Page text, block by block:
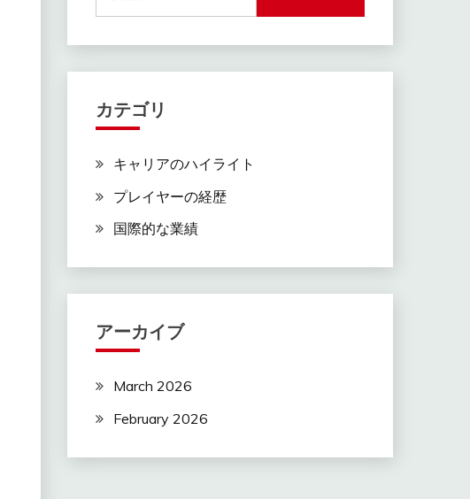
カテゴリ
キャリアのハイライト
プレイヤーの経歴
国際的な業績
アーカイブ
March 2026
February 2026